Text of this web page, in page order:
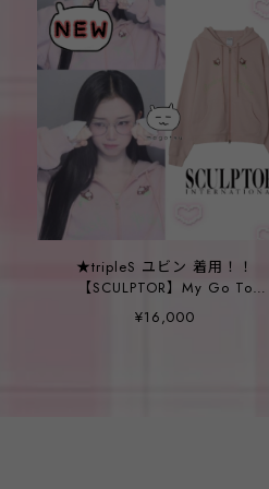
★tripleS ユビン 着用！！
【SCULPTOR】My Go To
Hoodie Zip-Up Baby Pink
¥16,000